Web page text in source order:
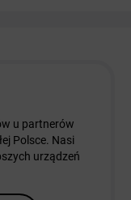
u partnerów
Polsce. Nasi
urządzeń